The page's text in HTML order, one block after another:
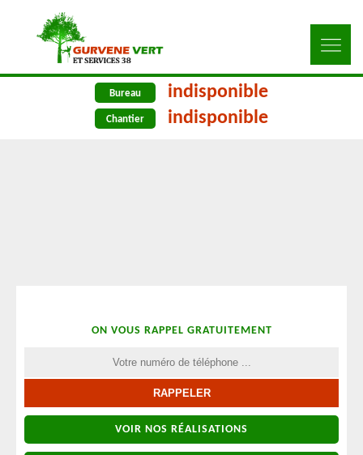
Bureau indisponible
Chantier indisponible
ON VOUS RAPPEL GRATUITEMENT
VOIR NOS RÉALISATIONS